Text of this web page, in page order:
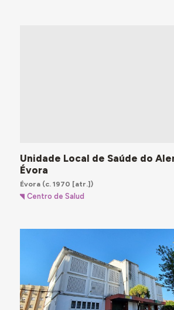
Unidade Local de Saúde do
Évora
Évora(c. 1970 [atr.])
Centro de Salud